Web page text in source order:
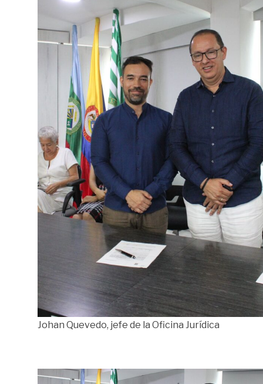
Johan Quevedo, jefe de la Oficina Jurídica